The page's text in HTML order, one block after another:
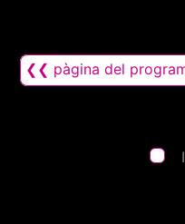
❮❮ pàgina del